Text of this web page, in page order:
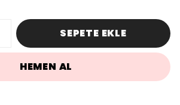
SEPETE EKLE
HEMEN AL